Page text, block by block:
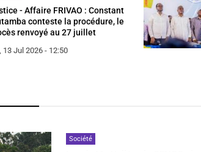
- Affaire FRIVAO : Constant
conteste la procédure, le
renvoyé au 27 juillet
13 Jul 2026 - 12:50
Société